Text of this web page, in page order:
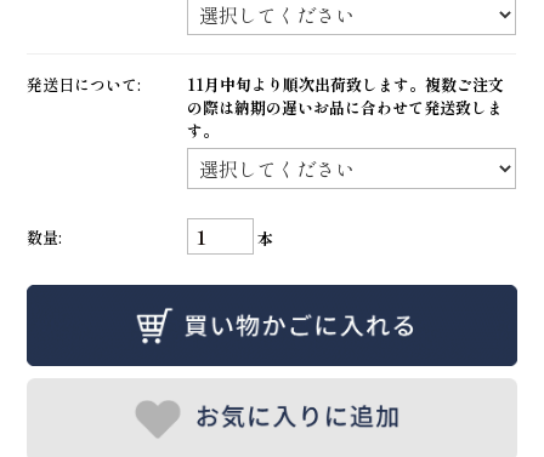
発送日について:
11月中旬より順次出荷致します。複数ご注文
の際は納期の遅いお品に合わせて発送致しま
す。
数量: 本